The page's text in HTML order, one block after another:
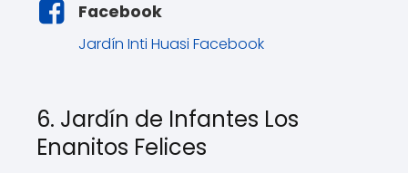
Facebook
Jardín Inti Huasi Facebook
6. Jardín de Infantes Los
Enanitos Felices